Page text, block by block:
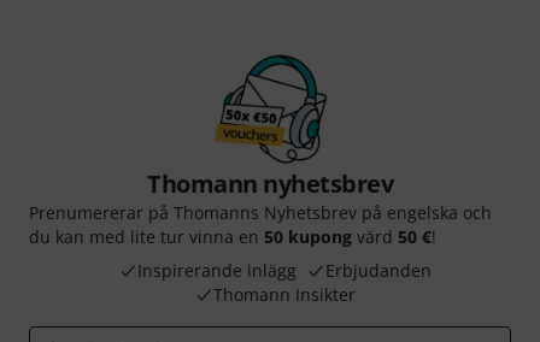
Thomann nyhetsbrev
Prenumererar på Thomanns Nyhetsbrev på engelska och
du kan med lite tur vinna en 50 kupong värd 50 €!
Inspirerande inlägg
Erbjudanden
Thomann Insikter